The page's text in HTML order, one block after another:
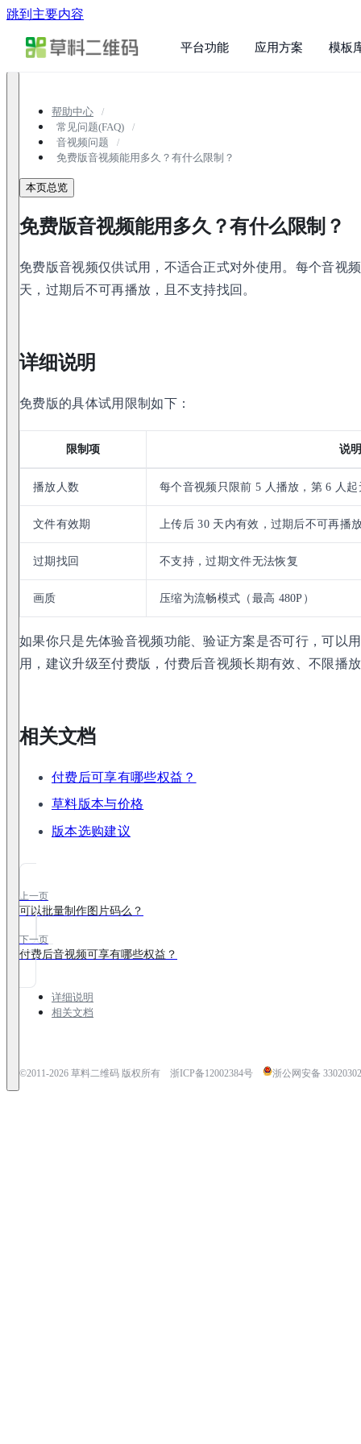
跳到主要内容
平台功能 应用方案 模板
帮助中心
常见问题(FAQ)
音视频问题
免费版音视频能用多久？有什么限制？
本页总览
免费版音视频能用多久？有什么限制？
免费版音视频仅供试用，不适合正式对外使用。每个音视
天，过期后不可再播放，且不支持找回。
详细说明
免费版的具体试用限制如下：
限制项 说
播放人数 每个音视频只限前 5 人播放，第 6 人
文件有效期 上传后 30 天内有效，过期后不可再播
过期找回 不支持，过期文件无法恢复
画质 压缩为流畅模式（最高 480P）
如果你只是先体验音视频功能、验证方案是否可行，可以
用，建议升级至付费版，付费后音视频长期有效、不限播
相关文档
付费后可享有哪些权益？
草料版本与价格
版本选购建议
上一页
可以批量制作图片码么？
下一页
付费后音视频可享有哪些权益？
详细说明
相关文档
©2011-2026 草料二维码 版权所有 浙ICP备12002384号 浙公网安备